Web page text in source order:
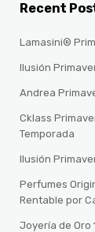
Recent
Lamasini®
Ilusión
Andrea
Cklass
Temporada
Ilusión
Perfumes
Rentable por
Joyería de Oro